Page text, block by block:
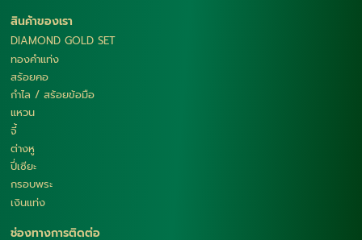
สินค้าของเรา
DIAMOND GOLD SET
ทองคำแท่ง
สร้อยคอ
กำไล / สร้อยข้อมือ
แหวน
จี้
ต่างหู
ปี่เซียะ
กรอบพระ
เงินแท่ง
ช่องทางการติดต่อ